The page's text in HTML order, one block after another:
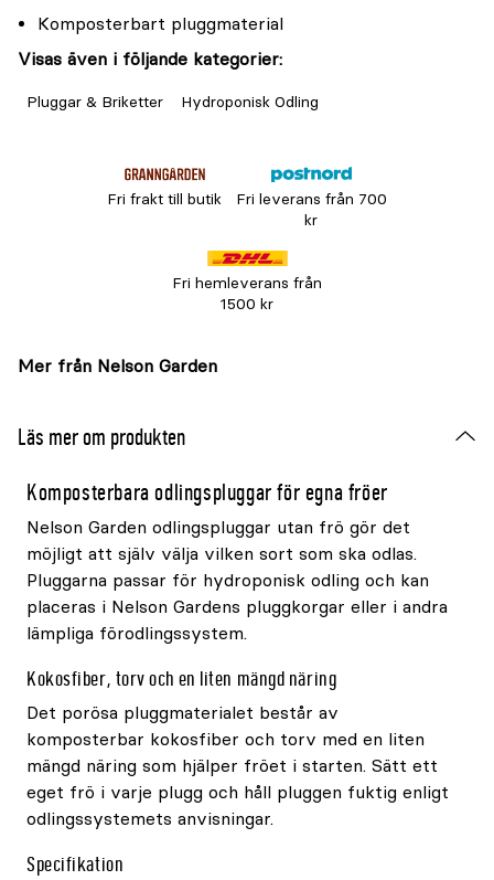
Komposterbart pluggmaterial
Visas även i följande kategorier:
Pluggar & Briketter Hydroponisk Odling
Fri frakt till butik
Fri leverans från 700
kr
Fri hemleverans från
1500 kr
Mer från Nelson Garden
Läs mer om produkten
Komposterbara odlingspluggar för egna fröer
Nelson Garden odlingspluggar utan frö gör det
möjligt att själv välja vilken sort som ska odlas.
Pluggarna passar för hydroponisk odling och kan
placeras i Nelson Gardens pluggkorgar eller i andra
lämpliga förodlingssystem.
Kokosfiber, torv och en liten mängd näring
Det porösa pluggmaterialet består av
komposterbar kokosfiber och torv med en liten
mängd näring som hjälper fröet i starten. Sätt ett
eget frö i varje plugg och håll pluggen fuktig enligt
odlingssystemets anvisningar.
Specifikation